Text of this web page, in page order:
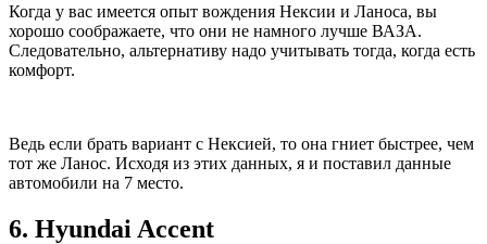
Когда у вас имеется опыт вождения Нексии и Ланоса, вы
хорошо соображаете, что они не намного лучше ВАЗА.
Следовательно, альтернативу надо учитывать тогда, когда есть
комфорт.
Ведь если брать вариант с Нексией, то она гниет быстрее, чем
тот же Ланос. Исходя из этих данных, я и поставил данные
автомобили на 7 место.
6. Hyundai Accent